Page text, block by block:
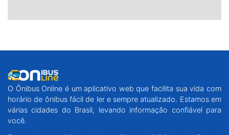
O Ônibus Online é um aplicativo web que facilita sua vida com
horário de ônibus fácil de ler e sempre atualizado. Estamos em
várias cidades do Brasil, levando informação confiável para
você.